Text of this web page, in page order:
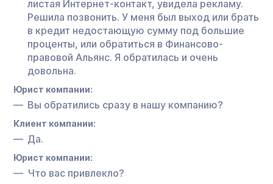
листая Интернет-контакт, увидела рекламу.
Решила позвонить. У меня был выход или брать
в кредит недостающую сумму под большие
проценты, или обратиться в Финансово-
правовой Альянс. Я обратилась и очень
довольна.
Юрист компании:
Вы обратились сразу в нашу компанию?
Клиент компании:
Да.
Юрист компании:
Что вас привлекло?